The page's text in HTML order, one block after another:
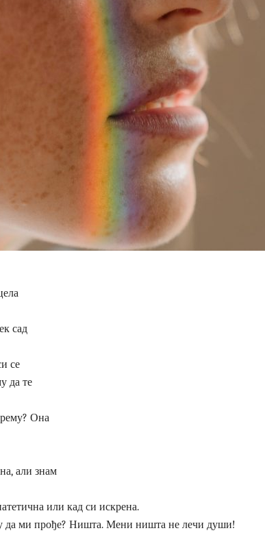
сад
се
да те
Она
али знам
или кад си искрена.
да ми прође? Ништа. Мени ништа не лечи души!